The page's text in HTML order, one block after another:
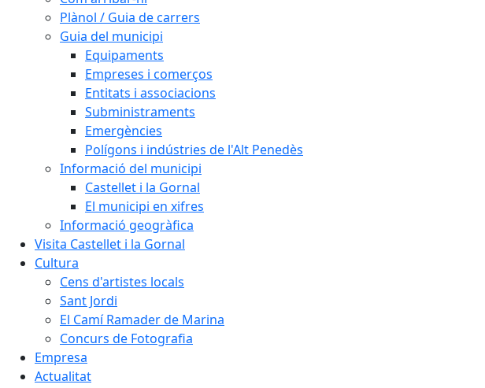
Plànol / Guia de carrers
Guia del municipi
Equipaments
Empreses i comerços
Entitats i associacions
Subministraments
Emergències
Polígons i indústries de l'Alt Penedès
Informació del municipi
Castellet i la Gornal
El municipi en xifres
Informació geogràfica
Visita Castellet i la Gornal
Cultura
Cens d'artistes locals
Sant Jordi
El Camí Ramader de Marina
Concurs de Fotografia
Empresa
Actualitat